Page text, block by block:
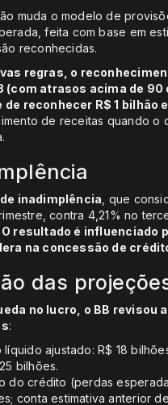
muda o modelo de
feita com base em
reconhecidas.
regras, o
(com atrasos acima de 90
de reconhecer R$ 1 bilhão
de receitas quando o
inadimplência , que
contra 4,21% no
O resultado é influenciado
na concessão de
das
no lucro, o BB revisou
:
líquido ajustado: R$ 18
bilhões.
do crédito (perdas
conta estimativa anterior